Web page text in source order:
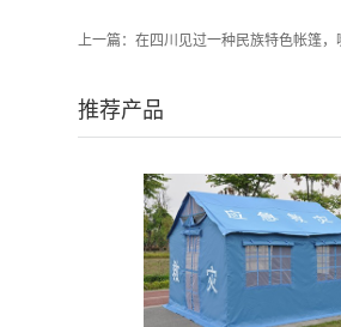
上一篇： 在四川见过一种民族特色帐篷，
推荐产品